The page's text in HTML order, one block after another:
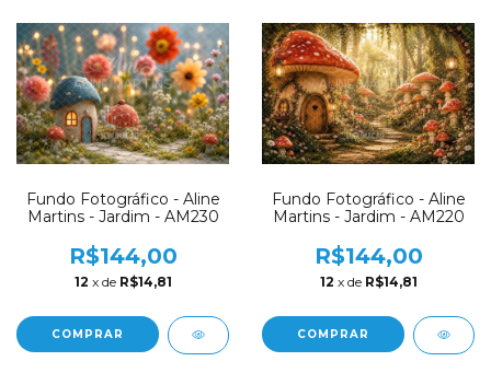
Fundo Fotográfico - Aline
Martins - Jardim - AM230
R$144,00
12 x de R$14,81
COMPRAR
Fundo Fotográfico - Aline
Martins - Jardim - AM220
R$144,00
12 x de R$14,81
COMPRAR